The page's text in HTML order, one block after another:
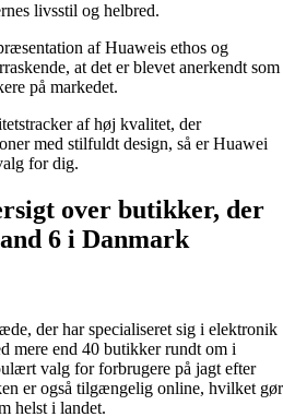
livsstil og helbred.
af Huaweis ethos og
at det er blevet anerkendt som
på markedet.
af høj kvalitet, der
med stilfuldt design, så er Huawei
for dig.
over butikker, der
6 i Danmark
der har specialiseret sig i elektronik
mere end 40 butikker rundt om i
valg for forbrugere på jagt efter
er også tilgængelig online, hvilket gør
helst i landet.